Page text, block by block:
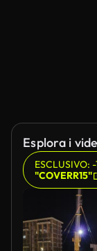
Esplora i
ESCLUSIVO:
"COVERR15"